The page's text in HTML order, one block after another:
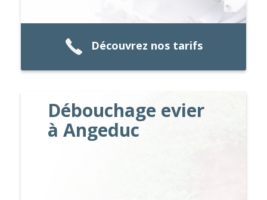
Découvrez nos tarifs
Débouchage evier
à Angeduc